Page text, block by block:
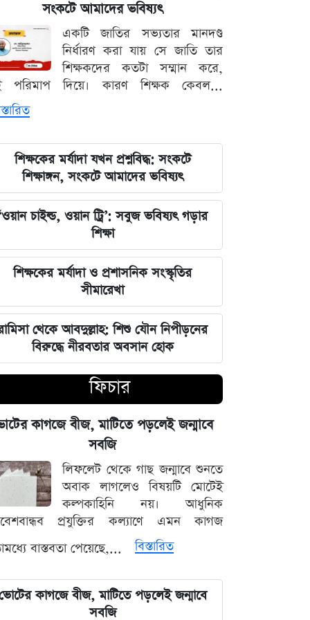
তুরস্ক-সৌদি-পাকিস্তান চুক্তি কি নতুন
সামরিক জোট? যা বললেন এরদোগান
ইরানকে যে শর্ত দিল যুক্তরাষ্ট্র, যেটা
প্রথম mRNA ফ্লু টিকা অনুমোদন, কারা
নিতে পারবেন
স্বর্ণ খাতে বড় সংস্কার, বদলাতে পারে
আমদানি-রপ্তানি নিয়ম
গণমাধ্যম শক্ত হলে গণতন্ত্রও টেকসই হবে:
মির্জা ফখরুল
আগস্টের শেষে চাকরিজীবীদের টানা ৪
দিনের ছুটির সুযোগ
মণিপুরের অমীমাংসিত সীমান্ত নিয়ে ভারত-
মিয়ানমার আলোচনা
সক্রিয় মৌসুমি বায়ুর প্রভাব ও আগামী
সপ্তাহের আবহাওয়ার সার্বিক রূপরেখা
ফ্যাসিবাদের কালো ছায়া তাড়াতে সাংস্কৃতিক
বিপ্লব প্রয়োজন: ডা. শফিকুর রহমান
দেশের নিরাপত্তা ব্যবস্থাপনায় আসছে বড়
পরিবর্তন, নতুন আইনের রূপরেখা প্রকাশ
আওয়ামী লীগ আমাদের শত্রু নয় মিত্র, তারা
বিএনপির সঙ্গে মিশে যাবে: নাছির চৌধুরী
সংকটে আমাদের ভবিষ্যৎ
একটি জাতির সভ্যতার মানদণ্ড
নির্ধারণ করা যায় সে জাতি তার
শিক্ষকদের কতটা সম্মান করে,
পরিমাপ দিয়ে। কারণ শিক্ষক কেবল...
শিক্ষকের মর্যাদা যখন প্রশ্নবিদ্ধ: সংকটে
শিক্ষাঙ্গন, সংকটে আমাদের ভবিষ্যৎ
চাইল্ড, ওয়ান ট্রি’: সবুজ ভবিষ্যৎ গড়ার
শিক্ষা
শিক্ষকের মর্যাদা ও প্রশাসনিক সংস্কৃতির
সীমারেখা
থেকে আবদুল্লাহ: শিশু যৌন নিপীড়নের
বিরুদ্ধে নীরবতার অবসান হোক
ফিচার
কাগজে বীজ, মাটিতে পড়লেই জন্মাবে
সবজি
লিফলেট থেকে গাছ জন্মাবে শুনতে
অবাক লাগলেও বিষয়টি মোটেই
কল্পকাহিনি নয়। আধুনিক
প্রযুক্তির কল্যাণে এমন কাগজ
বাস্তবতা পেয়েছে,...
বিস্তারিত
কাগজে বীজ, মাটিতে পড়লেই জন্মাবে
সবজি